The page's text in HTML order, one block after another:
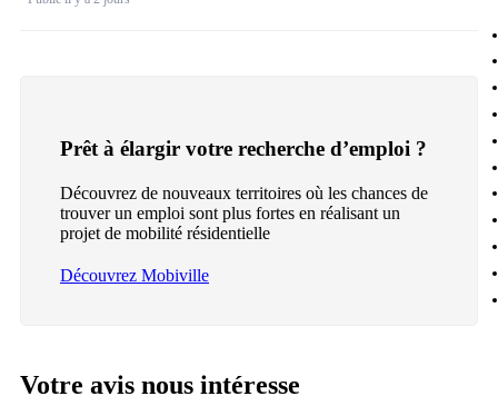
Prêt à élargir votre recherche d’emploi ?
Découvrez de nouveaux territoires où les chances de
trouver un emploi sont plus fortes en réalisant un
projet de mobilité résidentielle
Découvrez Mobiville
Votre avis nous intéresse